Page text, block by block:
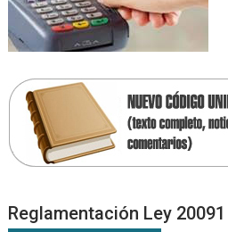
Reglamentación Ley 20091